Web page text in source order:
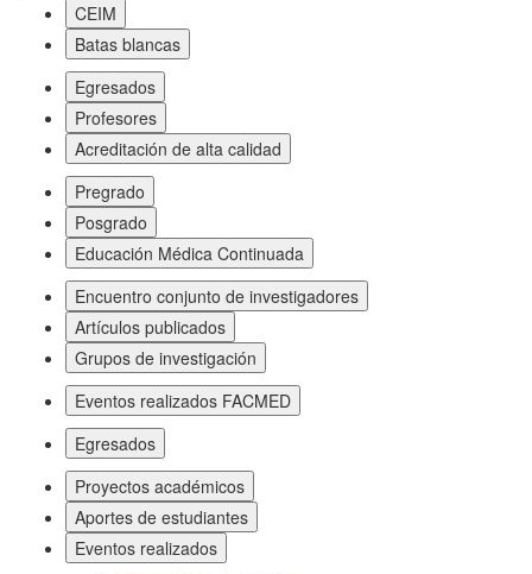
CEIM
Batas blancas
Egresados
Profesores
Acreditación de alta calidad
Pregrado
Posgrado
Educación Médica Continuada
Encuentro conjunto de investigadores
Artículos publicados
Grupos de investigación
Eventos realizados FACMED
Egresados
Proyectos académicos
Aportes de estudiantes
Eventos realizados